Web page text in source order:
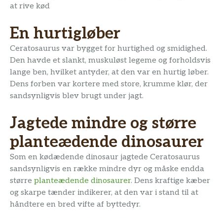
at rive kød
En hurtigløber
Ceratosaurus var bygget for hurtighed og smidighed.
Den havde et slankt, muskuløst legeme og forholdsvis
lange ben, hvilket antyder, at den var en hurtig løber.
Dens forben var kortere med store, krumme klør, der
sandsynligvis blev brugt under jagt.
Jagtede mindre og større
planteædende dinosaurer
Som en kødædende dinosaur jagtede Ceratosaurus
sandsynligvis en række mindre dyr og måske endda
større planteædende dinosaurer. Dens kraftige kæber
og skarpe tænder indikerer, at den var i stand til at
håndtere en bred vifte af byttedyr.